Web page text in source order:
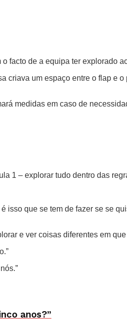
facto de a equipa ter explorado
criava um espaço entre o flap e
medidas em caso de
1 – explorar tudo dentro das
isso que se tem de fazer se se
e ver coisas diferentes em
anos?”